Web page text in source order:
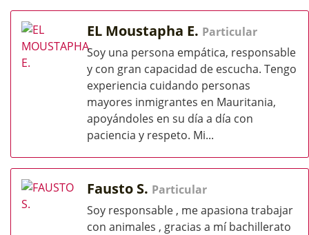
EL Moustapha E. Particular
Soy una persona empática, responsable
y con gran capacidad de escucha. Tengo
experiencia cuidando personas
mayores inmigrantes en Mauritania,
apoyándoles en su día a día con
paciencia y respeto. Mi...
Fausto S. Particular
Soy responsable , me apasiona trabajar
con animales , gracias a mí bachillerato